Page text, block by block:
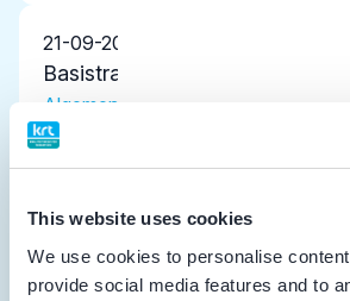
This website uses cookies
We use cookies to personalise
provide social media features and to
21-09-2022
Basistraining
Algemene scholing
Nascholing TMS
(voorheen 5A/M)
Algemene scholing